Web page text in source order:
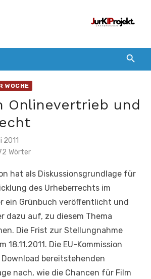
WOCHE
Onlinevertrieb und
2011
Wörter
hat als Diskussionsgrundlage für
des Urheberrechts im
ein Grünbuch veröffentlicht und
dazu auf, zu diesem Thema
Die Frist zur Stellungnahme
18.11.2011. Die EU-Kommission
bereitstehenden
nach, wie die Chancen für Film